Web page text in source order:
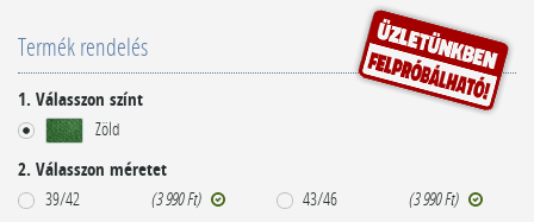
Termék rendelés
1. Válasszon színt
Zöld
2. Válasszon méretet
39/42 (3 990 Ft) 43/46
(3 990 Ft)